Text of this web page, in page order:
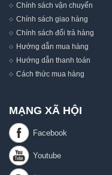
Chính sách vận chuyển
Chính sách giao hàng
Chính sách đổi trả hàng
Hướng dẫn mua hàng
Hướng dẫn thanh toán
Cách thức mua hàng
MẠNG XÃ HỘI